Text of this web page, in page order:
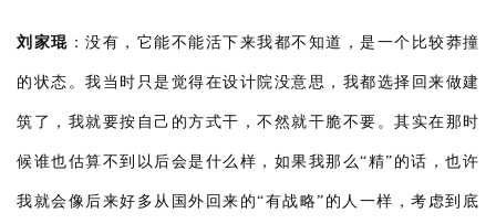
刘家琨 ： 没有，它能不能活下来我都不知道，是一个比较莽撞
的状态。我当时只是觉得在设计院没意思，我都选择回来做建
筑了，我就要按自己的方式干，不然就干脆不要。其实在那时
候谁也估算不到以后会是什么样，如果我那么“精”的话，也许
我就会像后来好多从国外回来的“有战略”的人一样，考虑到底